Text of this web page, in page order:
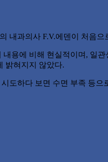
내과의사 F.V.에덴이 처음
내용에 비해 현실적이며, 일
밝혀지지 않았다.
도하다 보면 수면 부족 등